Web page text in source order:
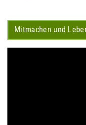
Mitmachen und